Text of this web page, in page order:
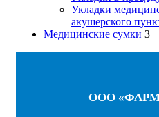
Укладки
акушерского
Медицинские сумки 3
ООО